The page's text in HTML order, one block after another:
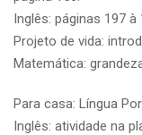
Inglês: páginas 197 à
Projeto de vida:
Matemática:
Para casa: Língua
Inglês: atividade na